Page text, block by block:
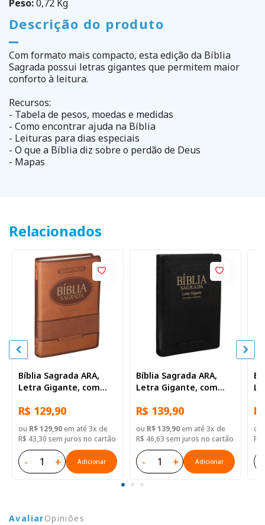
Peso:0,72 Kg
Descrição do produto
Com formato mais compacto, esta edição da Bíblia
Sagrada possui letras gigantes que permitem maior
conforto à leitura.
Recursos:
- Tabela de pesos, moedas e medidas
- Como encontrar ajuda na Bíblia
- Leituras para dias especiais
- O que a Bíblia diz sobre o perdão de Deus
- Mapas
Relacionados
Bíblia Sagrada ARA,
Letra Gigante, com
Sintético Marrom Claro
R$ 129,90
ou R$ 129,90em até 3x de
R$ 43,30 sem juros no cartão
- + Adicionar
Bíblia Sagrada ARA,
Letra Gigante, com
Sintético Preta Nobre
R$ 139,90
ou R$ 139,90em até 3x de
R$ 46,63 sem juros no cartão
- + Adicionar
ou
R$
AvaliarOpiniões